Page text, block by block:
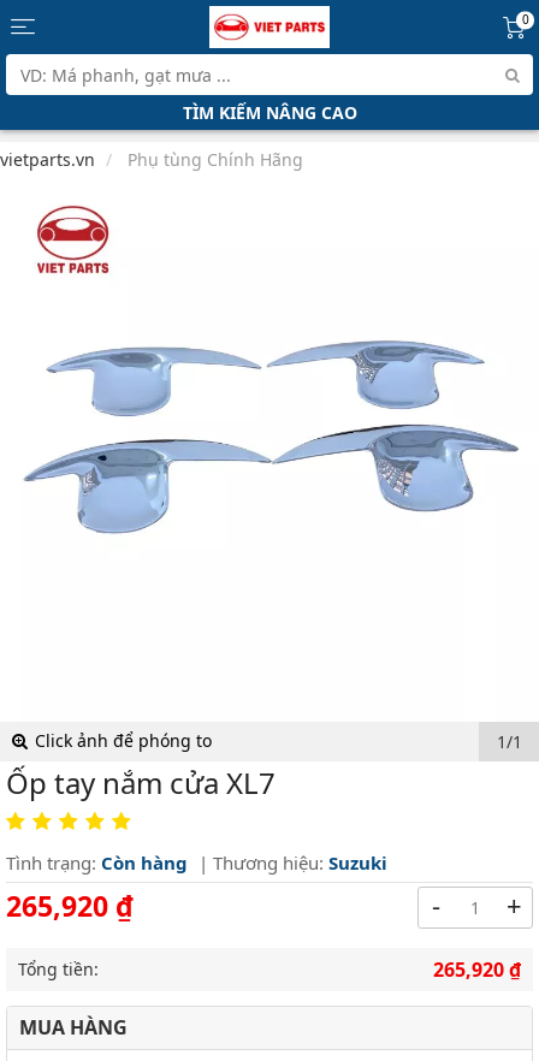
0
TÌM KIẾM NÂNG CAO
vietparts.vn Phụ tùng Chính Hãng
Click ảnh để phóng to 1/1
Ốp tay nắm cửa XL7
Tình trạng: Còn hàng | Thương hiệu: Suzuki
265,920 ₫ - +
Tổng tiền: 265,920 ₫
MUA HÀNG